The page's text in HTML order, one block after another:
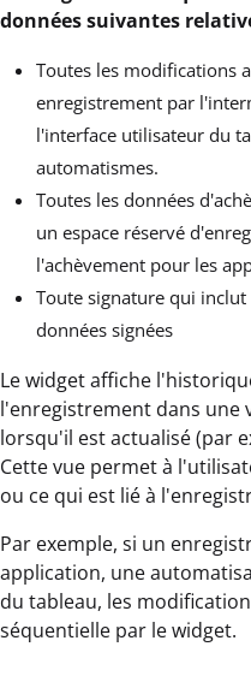
données suivantes
Toutes les modifications
enregistrement par
l'interface utilisateur du
automatismes.
Toutes les données
un espace réservé
l'achèvement pour les
Toute signature qui
données signées
Le widget affiche
l'enregistrement dans une
lorsqu'il est actualisé (par
Cette vue permet à
ou ce qui est lié à
Par exemple, si un
application, une
du tableau, les
séquentielle par le widget.